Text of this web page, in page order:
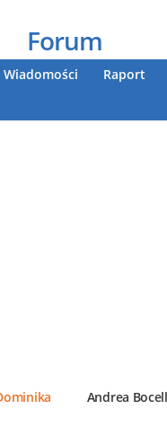
Forum
Wiadomości Raport
Andrea